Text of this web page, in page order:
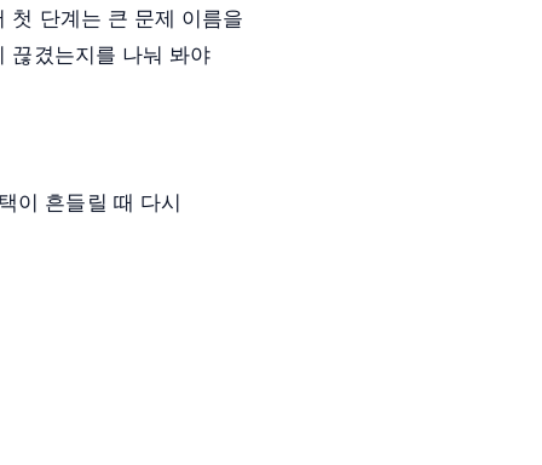
첫 단계는 큰 문제 이름을
끊겼는지를 나눠 봐야
이 흔들릴 때 다시